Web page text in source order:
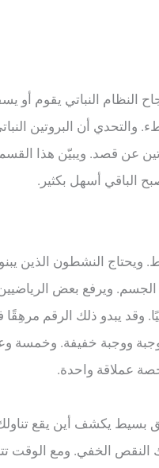
النظام النباتي يقوم أو
أن البروتين
عن قصد. ويبيّن هذا
الباقي أسهل بكثير.
النشطون الذين
من وزن الجسم. ويرفع بعض
يعني ذلك نحو 130 غرامًا يوميًا. وقد
وجبة ووجبة خفيفة. وخمسة
عملاقة واحدة.
بسيط يكشف أين يقع
ذلك النقص الخفي. ومع